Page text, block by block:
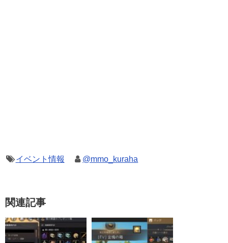
イベント情報 @mmo_kuraha
関連記事